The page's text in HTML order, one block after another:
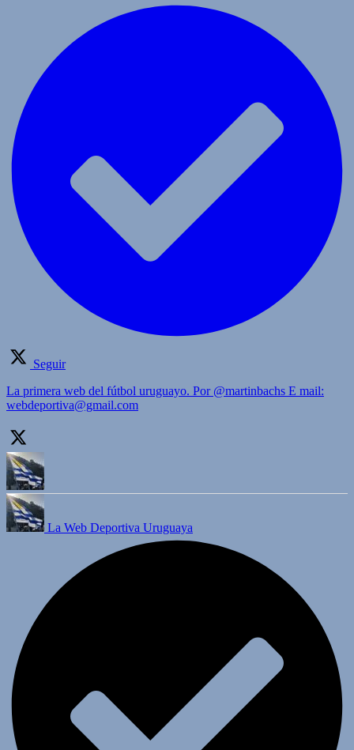
Seguir
La primera web del fútbol uruguayo. Por @martinbachs E mail:
webdeportiva@gmail.com
La Web Deportiva Uruguaya